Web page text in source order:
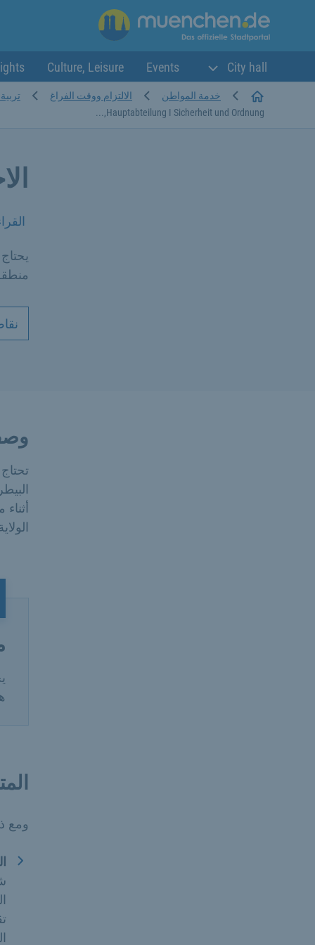
City hall
Events
Culture, Leisure
Startseiteخدمة المواطن الالتزام ووقت الفراغ
Hauptabteilung I Sicherheit und Ordnung,...
ومع